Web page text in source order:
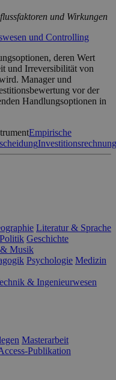
und Wirkungen
und Controlling
deren Wert
und Irreversibilität von
Manager und
vor der
Handlungsoptionen in
Empirische
Investitionsrechnung
Literatur & Sprache
Politik Geschichte
Musik
Psychologie Medizin
& Ingenieurwesen
Masterarbeit
Publikation